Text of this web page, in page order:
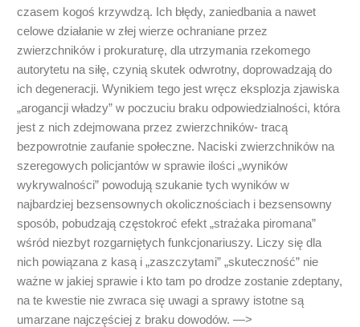
czasem kogoś krzywdzą. Ich błędy, zaniedbania a nawet
celowe działanie w złej wierze ochraniane przez
zwierzchników i prokuraturę, dla utrzymania rzekomego
autorytetu na siłę, czynią skutek odwrotny, doprowadzają do
ich degeneracji. Wynikiem tego jest wręcz eksplozja zjawiska
„arogancji władzy” w poczuciu braku odpowiedzialności, która
jest z nich zdejmowana przez zwierzchników- tracą
bezpowrotnie zaufanie społeczne. Naciski zwierzchników na
szeregowych policjantów w sprawie ilości „wyników
wykrywalności” powodują szukanie tych wyników w
najbardziej bezsensownych okolicznościach i bezsensowny
sposób, pobudzają częstokroć efekt „strażaka piromana”
wśród niezbyt rozgarniętych funkcjonariuszy. Liczy się dla
nich powiązana z kasą i „zaszczytami” „skuteczność” nie
ważne w jakiej sprawie i kto tam po drodze zostanie zdeptany,
na te kwestie nie zwraca się uwagi a sprawy istotne są
umarzane najczęściej z braku dowodów. —>